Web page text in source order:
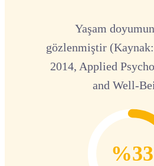
Yaşam
gözlenmiştir
2014, Applied
and Well-
%33